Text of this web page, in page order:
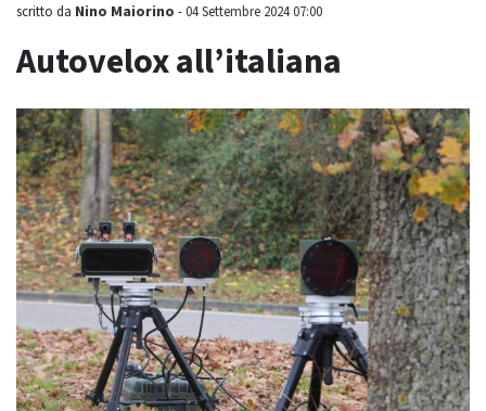
scritto da Nino Maiorino -04 Settembre 2024 07:00
Autovelox all’italiana